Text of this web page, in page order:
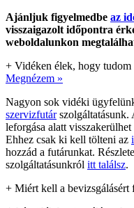
Ajánljuk figyelmedbe az
visszaigazolt időpontra
weboldalunkon
+ Vidéken élek, hogy tudom
Megnézem »
Nagyon sok vidéki
szervizfutárszolgáltatásunk.
leforgása alatt
Ehhez csak ki kell tölteni az
hozzád a futárunkat.
szolgáltatásunkról itt találsz.
+ Miért kell a bevizsgálásért